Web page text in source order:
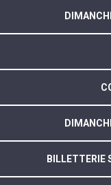
BILLETTERIE